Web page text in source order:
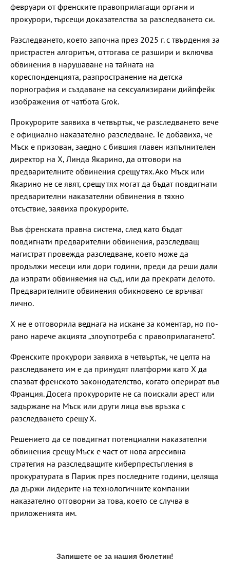
февруари от френските правоприлагащи органи и
прокурори, търсещи доказателства за разследването си.
Разследването, което започна през 2025 г. с твърдения за
пристрастен алгоритъм, оттогава се разшири и включва
обвинения в нарушаване на тайната на
кореспонденцията, разпространение на детска
порнография и създаване на сексуализирани дийпфейк
изображения от чатбота Grok.
Прокурорите заявиха в четвъртък, че разследването вече
е официално наказателно разследване. Те добавиха, че
Мъск е призован, заедно с бившия главен изпълнителен
директор на X, Линда Якарино, да отговори на
предварителните обвинения срещу тях. Ако Мъск или
Якарино не се явят, срещу тях могат да бъдат повдигнати
предварителни наказателни обвинения в тяхно
отсъствие, заявиха прокурорите.
Във френската правна система, след като бъдат
повдигнати предварителни обвинения, разследващ
магистрат провежда разследване, което може да
продължи месеци или дори години, преди да реши дали
да изпрати обвиняемия на съд, или да прекрати делото.
Предварителните обвинения обикновено се връчват
лично.
X не е отговорила веднага на искане за коментар, но по-
рано нарече акцията „злоупотреба с правоприлагането“.
Френските прокурори заявиха в четвъртък, че целта на
разследването им е да принудят платформи като X да
спазват френското законодателство, когато оперират във
Франция. Досега прокурорите не са поискали арест или
задържане на Мъск или други лица във връзка с
разследването срещу X.
Решението да се повдигнат потенциални наказателни
обвинения срещу Мъск е част от нова агресивна
стратегия на разследващите киберпрестъпления в
прокуратурата в Париж през последните години, целяща
да държи лидерите на технологичните компании
наказателно отговорни за това, което се случва в
приложенията им.